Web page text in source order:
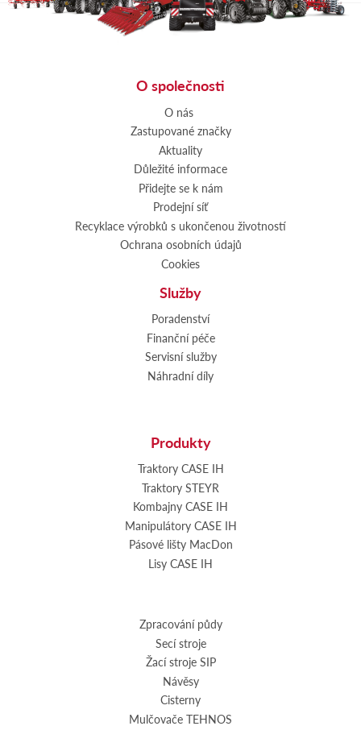
O společnosti
O nás
Zastupované značky
Aktuality
Důležité informace
Přidejte se k nám
Prodejní síť
Recyklace výrobků s ukončenou životností
Ochrana osobních údajů
Cookies
Služby
Poradenství
Finanční péče
Servisní služby
Náhradní díly
Produkty
Traktory CASE IH
Traktory STEYR
Kombajny CASE IH
Manipulátory CASE IH
Pásové lišty MacDon
Lisy CASE IH
Zpracování půdy
Secí stroje
Žací stroje SIP
Návěsy
Cisterny
Mulčovače TEHNOS